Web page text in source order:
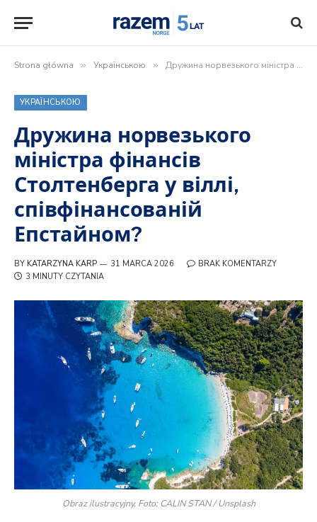
Strona główna » Українською » Дружина норвезького міністра фінансів Столтенберга у віллі, співфінансованій Епстайном?
УКРАЇНСЬКОЮ
Дружина норвезького
міністра фінансів
Столтенберга у віллі,
співфінансованій
Епстайном?
BY KATARZYNA KARP 31 MARCA 2026
BRAK KOMENTARZY
3 MINUTY CZYTANIA
Obraz ilustracyjny. Foto: CALIN STAN / Unsplash